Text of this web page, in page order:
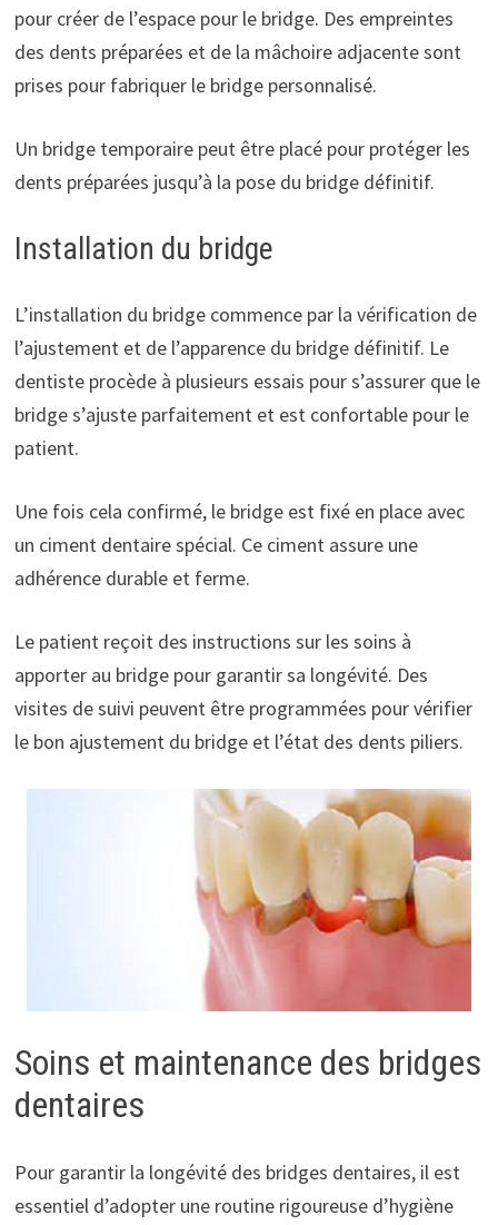
pour créer de l’espace pour le bridge. Des empreintes
des dents préparées et de la mâchoire adjacente sont
prises pour fabriquer le bridge personnalisé.
Un bridge temporaire peut être placé pour protéger les
dents préparées jusqu’à la pose du bridge définitif.
Installation du bridge
L’installation du bridge commence par la vérification de
l’ajustement et de l’apparence du bridge définitif. Le
dentiste procède à plusieurs essais pour s’assurer que le
bridge s’ajuste parfaitement et est confortable pour le
patient.
Une fois cela confirmé, le bridge est fixé en place avec
un ciment dentaire spécial. Ce ciment assure une
adhérence durable et ferme.
Le patient reçoit des instructions sur les soins à
apporter au bridge pour garantir sa longévité. Des
visites de suivi peuvent être programmées pour vérifier
le bon ajustement du bridge et l’état des dents piliers.
Soins et maintenance des bridges
dentaires
Pour garantir la longévité des bridges dentaires, il est
essentiel d’adopter une routine rigoureuse d’hygiène